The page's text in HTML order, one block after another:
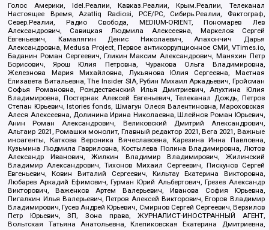
Голос Америки, Idel.Реалии, Кавказ.Реалии, Крым.Реалии, Телеканал
Настоящее Время, Azatliq Radiosi, PCE/PC, Сибирь.Реалии, Фактограф,
Север.Реалии, Радио Свобода, MEDIUM-ORIENT, Пономарев Лев
Александрович, Савицкая Людмила Алексеевна, Маркелов Сергей
Евгеньевич, Камалягин Денис Николаевич, Апахончич Дарья
Александровна, Medusa Project, Первое антикоррупционное СМИ, VTimes.io,
Баданин Роман Сергеевич, Гликин Максим Александрович, Маняхин Петр
Борисович, Ярош Юлия Петровна, Чуракова Ольга Владимировна,
Железнова Мария Михайловна, Лукьянова Юлия Сергеевна, Маетная
Елизавета Витальевна, The Insider SIA, Рубин Михаил Аркадьевич, Гройсман
Софья Романовна, Рождественский Илья Дмитриевич, Апухтина Юлия
Владимировна, Постернак Алексей Евгеньевич, Телеканал Дождь, Петров
Степан Юрьевич, Istories fonds, Шмагун Олеся Валентиновна, Мароховская
Алеся Алексеевна, Долинина Ирина Николаевна, Шлейнов Роман Юрьевич,
Анин Роман Александрович, Великовский Дмитрий Александрович,
Альтаир 2021, Ромашки монолит, Главный редактор 2021, Вега 2021, Важные
иноагенты, Каткова Вероника Вячеславовна, Карезина Инна Павловна,
Кузьмина Людмила Гавриловна, Костылева Полина Владимировна, Лютов
Александр Иванович, Жилкин Владимир Владимирович, Жилинский
Владимир Александрович, Тихонов Михаил Сергеевич, Пискунов Сергей
Евгеньевич, Ковин Виталий Сергеевич, Кильтау Екатерина Викторовна,
Любарев Аркадий Ефимович, Гурман Юрий Альбертович, Грезев Александр
Викторович, Важенков Артем Валерьевич, Иванова София Юрьевна,
Пигалкин Илья Валерьевич, Петров Алексей Викторович, Егоров Владимир
Владимирович, Гусев Андрей Юрьевич, Смирнов Сергей Сергеевич, Верзилов
Петр Юрьевич, ЗП, Зона права, ЖУРНАЛИСТ-ИНОСТРАННЫЙ АГЕНТ,
Вольтская Татьяна Анатольевна, Клепиковская Екатерина Дмитриевна,